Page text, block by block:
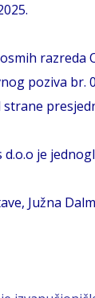
razreda
poziva br.
d.o.o je
Južna